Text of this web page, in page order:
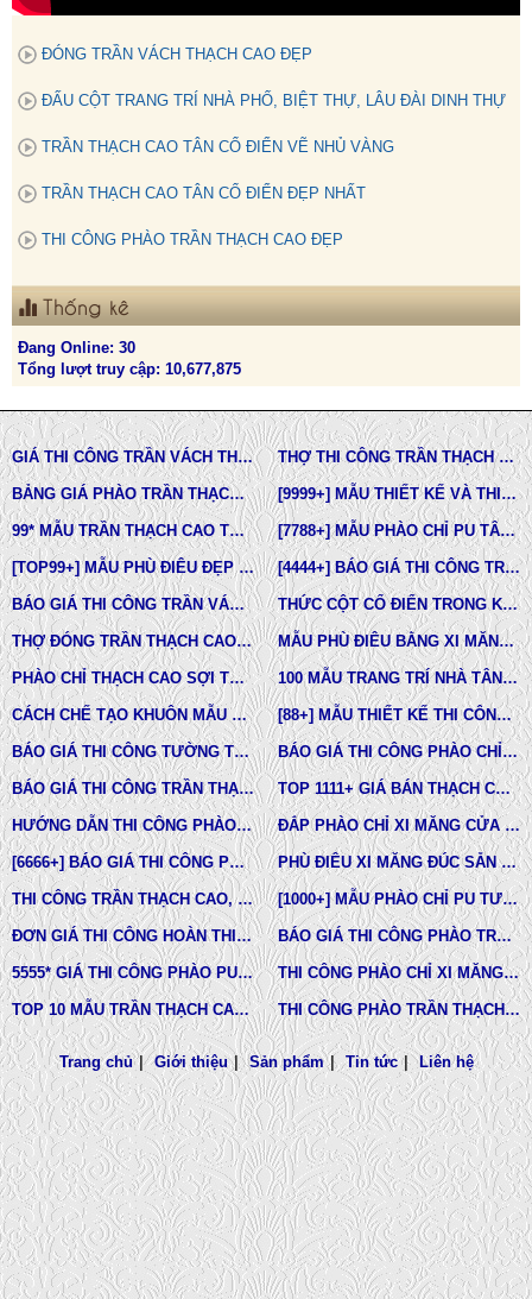
ĐÓNG TRẦN VÁCH THẠCH CAO ĐẸP
ĐẤU CỘT TRANG TRÍ NHÀ PHỐ, BIỆT THỰ, LÂU ĐÀI DINH THỰ
TRẦN THẠCH CAO TÂN CỔ ĐIỂN VẼ NHỦ VÀNG
TRẦN THẠCH CAO TÂN CỔ ĐIỂN ĐẸP NHẤT
THI CÔNG PHÀO TRẦN THẠCH CAO ĐẸP
Thống kê
Đang Online: 30
Tổng lượt truy cập: 10,677,875
GIÁ THI CÔNG TRẦN VÁCH THẠCH CAO TẠI TPHCM THỢ THI CÔNG TRẦN THẠCH CAO ĐẸP TẠI TPHCM
BẢNG GIÁ PHÀO TRẦN THẠCH CAO TÂN CỔ ĐIỂN [9999+] MẪU THIẾT KẾ VÀ THI CÔNG TRẦN THẠCH CAO ĐẸP
99* MẪU TRẦN THẠCH CAO TÂN CỔ ĐIỂN ĐẸP NHẤT HIỆN NAY [7788+] MẪU PHÀO CHỈ PU TÂN CỔ ĐIỂN ĐẸP NHẤT HIỆN NAY
[TOP99+] MẪU PHÙ ĐIÊU ĐẸP TRONG THIẾT KẾ KIẾN TRÚC [4444+] BÁO GIÁ THI CÔNG TRỌN GÓI PHÀO CHỈ PU MỚI NHẤT
BÁO GIÁ THI CÔNG TRẦN VÁCH THẠCH CAO TRỌN GÓI THỨC CỘT CỔ ĐIỂN TRONG KIẾN TRÚC
THỢ ĐÓNG TRẦN THẠCH CAO GIÁ RẺ Ở TPHCM MẪU PHÙ ĐIÊU BẰNG XI MĂNG ĐÚC SẴN NHÀ PHỐ BIỆT THỰ LÂU ĐÀI TOÀN QUỐC
PHÀO CHỈ THẠCH CAO SỢI THỦY TINH 100 MẪU TRANG TRÍ NHÀ TÂN CỔ ĐIỂN
CÁCH CHẾ TẠO KHUÔN MẪU COMPOSITE ĐÚC BÊ TÔNG -XI MĂNG-THẠCH CAO CÁC LOẠI [88+] MẪU THIẾT KẾ THI CÔNG TRẦN THẠCH CAO TÂN CỔ ĐIỂN MỚI NHẤT
BÁO GIÁ THI CÔNG TƯỜNG THẠCH CAO, VÁCH THẠCH CAO TƯỜNG NHÀ MỚI NHẤT BÁO GIÁ THI CÔNG PHÀO CHỈ PU TÂN CỔ ĐIỂN TẠI TPHCM
BÁO GIÁ THI CÔNG TRẦN THẠCH CAO TRỌN GÓI MỚI NHẤT TOP 1111+ GIÁ BÁN THẠCH CAO PHÀO CHỈ, PHÙ ĐIÊU, ĐẦU CỘT TÂN CỔ ĐIỂN
HƯỚNG DẪN THI CÔNG PHÀO CHỈ PU, PHÀO CHỈ THẠCH CAO, PHÀO CHỈ XI MĂNG. ĐẮP PHÀO CHỈ XI MĂNG CỬA SỔ, CỬA ĐI NHÀ PHỐ, BIỆT THỰ, LÂU ĐÀI TÂN CỔ ĐIỂN
[6666+] BÁO GIÁ THI CÔNG PHÀO CHỈ NHỰA PU MỚI NHẤT PHÙ ĐIÊU XI MĂNG ĐÚC SẴN NHÀ PHỐ BIỆT THỰ TẠI LONG AN VÀ TÂY NINH
THI CÔNG TRẦN THẠCH CAO, PHÀO CHỈ, PHÙ ĐIÊU TẠI TPHCM [1000+] MẪU PHÀO CHỈ PU TƯỜNG NHÀ ĐẸP, NẸP CHỈ THẠCH CAO ỐP TƯỜNG
ĐƠN GIÁ THI CÔNG HOÀN THIỆN TRẦN THẠCH CAO TẠI TPHCM BÁO GIÁ THI CÔNG PHÀO TRẦN THẠCH CAO MỚI NHẤT
5555* GIÁ THI CÔNG PHÀO PU TƯỜNG NHÀ MỚI NHẤT THI CÔNG PHÀO CHỈ XI MĂNG NHÀ PHỐ, BIỆT THƯ, LÂU ĐÀI DINH THỰ
TOP 10 MẪU TRẦN THẠCH CAO CHUNG CƯ ĐẸP NHẤT THI CÔNG PHÀO TRẦN THẠCH CAO VĨNH TƯỜNG GIÁ RẺ
Trang chủ | Giới thiệu | Sản phẩm | Tin tức | Liên hệ